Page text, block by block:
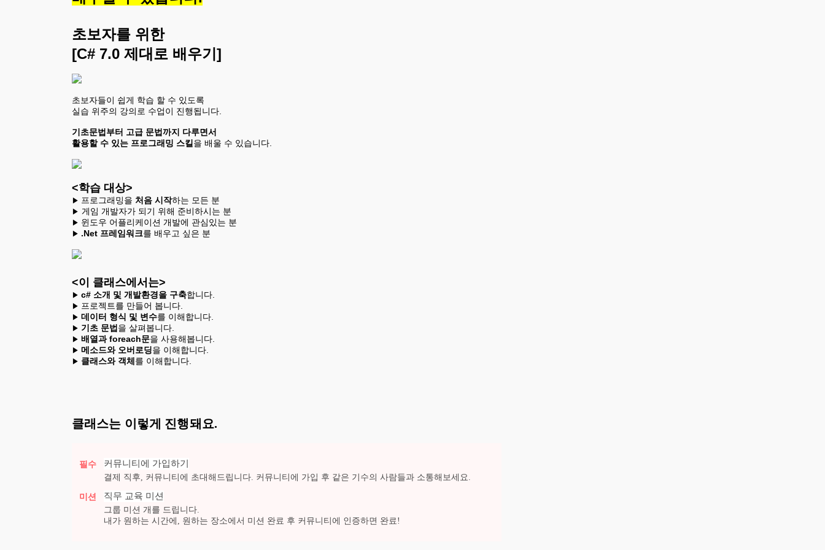
초보자를 위한
[C# 7.0 제대로 배우기]
초보자들이 쉽게 학습 할 수 있도록
실습 위주의 강의로 수업이 진행됩니다.
기초문법부터 고급 문법까지 다루면서
활용할 수 있는 프로그래밍 스킬 을 배울 수 있습니다.
<학습 대상>
▶ 프로그래밍을 처음 시작
▶
▶ 윈도우 어플리케이션 개발에 관심있는 분
▶ .Net 프레임워크를 배우고 싶은 분
<이 클래스에서는>
▶ c# 소개 및 개발환경을 구축합니다.
▶
▶ 데이터 형식 및 변수를 이해합니다.
▶ 기초 문법 을 살펴봅니다.
▶ 배열과 foreach문을 사용해봅니다.
▶ 메소드와 오버로딩을 이해합니다.
▶ 클래스와 객체 를 이해합니다.
클래스는 이렇게 진행돼요.
필수 커뮤니티에 가입하기
결제 직후, 커뮤니티에 초대해드립니다. 커뮤니티에 가입 후 같은 기수의 사람들과 소통해보세요.
미션 직무 교육 미션
그룹 미션 개를 드립니다.
내가 원하는 시간에, 원하는 장소에서 미션 완료 후 커뮤니티에 인증하면 완료!